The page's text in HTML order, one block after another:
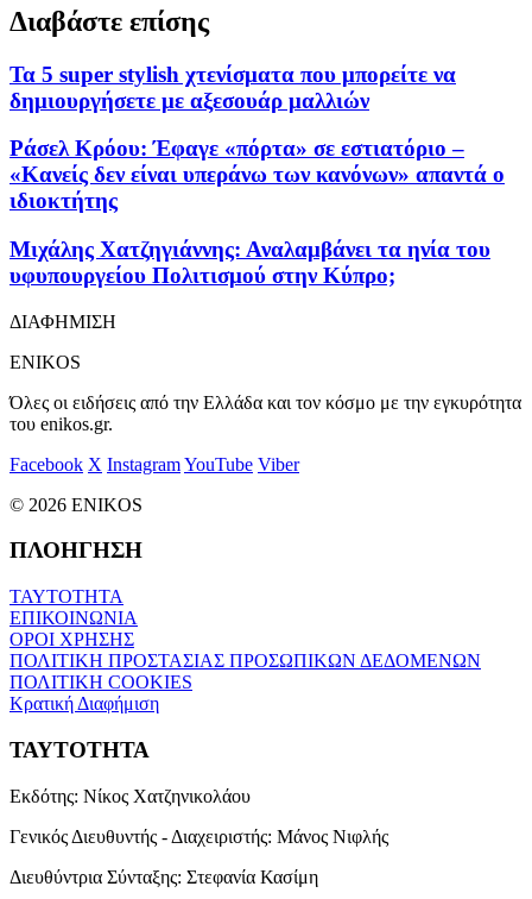
Διαβάστε επίσης
Τα 5 super stylish χτενίσματα που μπορείτε να
δημιουργήσετε με αξεσουάρ μαλλιών
Ράσελ Κρόου: Έφαγε «πόρτα» σε εστιατόριο –
«Κανείς δεν είναι υπεράνω των κανόνων» απαντά ο
ιδιοκτήτης
Μιχάλης Χατζηγιάννης: Αναλαμβάνει τα ηνία του
υφυπουργείου Πολιτισμού στην Κύπρο;
ΔΙΑΦΗΜΙΣΗ
ENIKOS
Όλες οι ειδήσεις από την Ελλάδα και τον κόσμο με την εγκυρότητα
του enikos.gr.
Facebook X InstagramYouTube Viber
© 2026 ENIKOS
ΠΛΟΗΓΗΣΗ
ΤΑΥΤΟΤΗΤΑ
ΕΠΙΚΟΙΝΩΝΙΑ
ΟΡΟΙ ΧΡΗΣΗΣ
ΠΟΛΙΤΙΚΗ ΠΡΟΣΤΑΣΙΑΣ ΠΡΟΣΩΠΙΚΩΝ ΔΕΔΟΜΕΝΩΝ
ΠΟΛΙΤΙΚΗ COOKIES
Κρατική Διαφήμιση
ΤΑΥΤΟΤΗΤΑ
Εκδότης: Νίκος Χατζηνικολάου
Γενικός Διευθυντής - Διαχειριστής: Μάνος Νιφλής
Διευθύντρια Σύνταξης: Στεφανία Κασίμη